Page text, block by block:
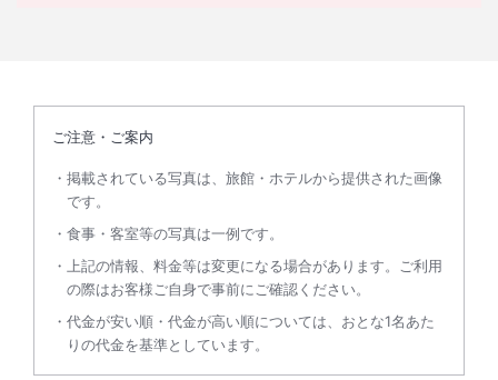
ご注意・ご案内
掲載されている写真は、旅館・ホテルから提供された画像
です。
食事・客室等の写真は一例です。
上記の情報、料金等は変更になる場合があります。ご利用
の際はお客様ご自身で事前にご確認ください。
代金が安い順・代金が高い順については、おとな1名あた
りの代金を基準としています。